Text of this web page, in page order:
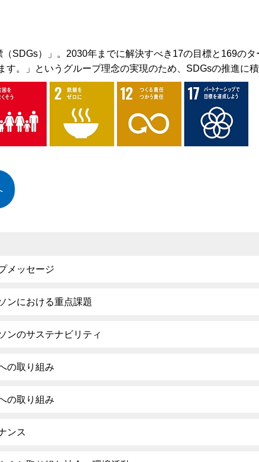
SDGs）」。2030年までに解決すべき17の目標と169のタ
す。」というグループ理念の実現のため、SDGsの推進に
メッセージ
ンにおける重点課題
ンのサステナビリティ
の取り組み
の取り組み
ンス